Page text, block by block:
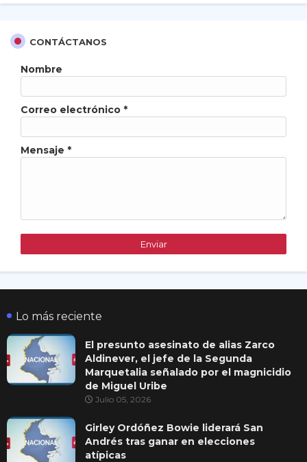
CONTÁCTANOS
Nombre
Correo electrónico *
Mensaje *
Lo más reciente
El presunto asesinato de alias Zarco
Aldinever, el jefe de la Segunda
Marquetalia señalado por el magnicidio
de Miguel Uribe
Julio 05, 2026
Girley Ordóñez Bowie liderará San
Andrés tras ganar en elecciones
atípicas